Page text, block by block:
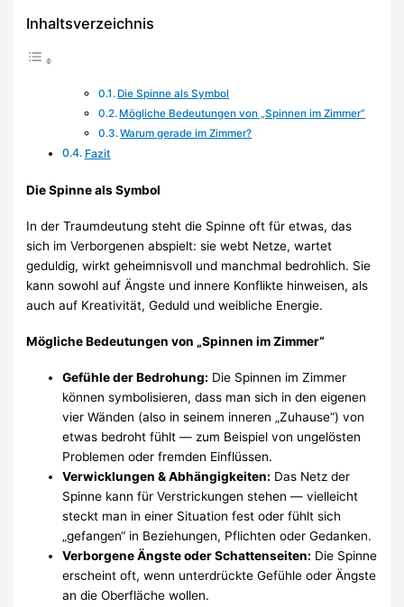
Inhaltsverzeichnis
Die Spinne als Symbol
Mögliche Bedeutungen von „Spinnen im Zimmer“
Warum gerade im Zimmer?
Fazit
Die Spinne als Symbol
In der Traumdeutung steht die Spinne oft für etwas, das
sich im Verborgenen abspielt: sie webt Netze, wartet
geduldig, wirkt geheimnisvoll und manchmal bedrohlich. Sie
kann sowohl auf Ängste und innere Konflikte hinweisen, als
auch auf Kreativität, Geduld und weibliche Energie.
Mögliche Bedeutungen von „Spinnen im Zimmer“
Gefühle der Bedrohung: Die Spinnen im Zimmer
können symbolisieren, dass man sich in den eigenen
vier Wänden (also in seinem inneren „Zuhause“) von
etwas bedroht fühlt — zum Beispiel von ungelösten
Problemen oder fremden Einflüssen.
Verwicklungen & Abhängigkeiten: Das Netz der
Spinne kann für Verstrickungen stehen — vielleicht
steckt man in einer Situation fest oder fühlt sich
„gefangen“ in Beziehungen, Pflichten oder Gedanken.
Verborgene Ängste oder Schattenseiten: Die Spinne
erscheint oft, wenn unterdrückte Gefühle oder Ängste
an die Oberfläche wollen.